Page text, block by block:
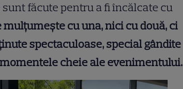
făcute pentru a fi încălcate cu
cu una, nici cu două, ci
spectaculoase, special gândite
cheie ale evenimentului.